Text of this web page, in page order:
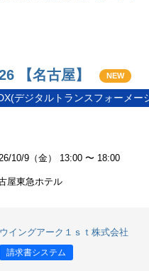
【名古屋】 NEW
デジタルトランスフォーメー
10/9（金） 13:00 〜 18:00
屋東急ホテル
ウイングアーク１ｓｔ株式会社
請求書システム